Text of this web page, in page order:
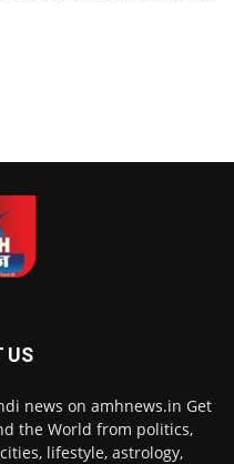
US
news on amhnews.in Get
the World from politics,
lifestyle, astrology,